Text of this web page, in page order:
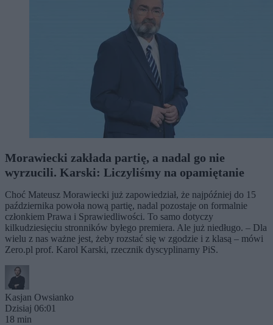
Morawiecki zakłada partię, a nadal go nie
wyrzucili. Karski: Liczyliśmy na opamiętanie
Choć Mateusz Morawiecki już zapowiedział, że najpóźniej do 15
października powoła nową partię, nadal pozostaje on formalnie
członkiem Prawa i Sprawiedliwości. To samo dotyczy
kilkudziesięciu stronników byłego premiera. Ale już niedługo. – Dla
wielu z nas ważne jest, żeby rozstać się w zgodzie i z klasą – mówi
Zero.pl prof. Karol Karski, rzecznik dyscyplinarny PiS.
Kasjan Owsianko
Dzisiaj 06:01
18 min